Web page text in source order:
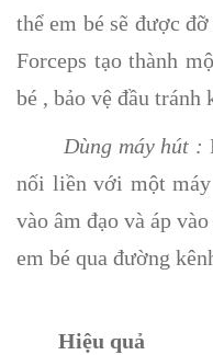
thể em bé sẽ được
Forceps tạo thành
bé , bảo vệ đầu
Dùng máy hút :
nối liền với một
vào âm đạo và áp
em bé qua đường
Hiệu quả